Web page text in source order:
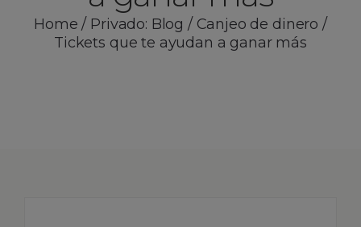
Home / Privado: Blog / Canjeo de dinero /
Tickets que te ayudan a ganar más